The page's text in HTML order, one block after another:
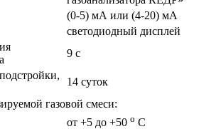
(0-5) мА или (4-20) мА
светодиодный дисплей
9 c
14 суток
газовой смеси:
от +5 до +50 о С